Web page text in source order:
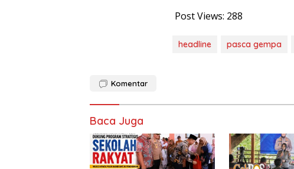
Post Views: 288
headline pasca gempa
Komentar
Baca Juga